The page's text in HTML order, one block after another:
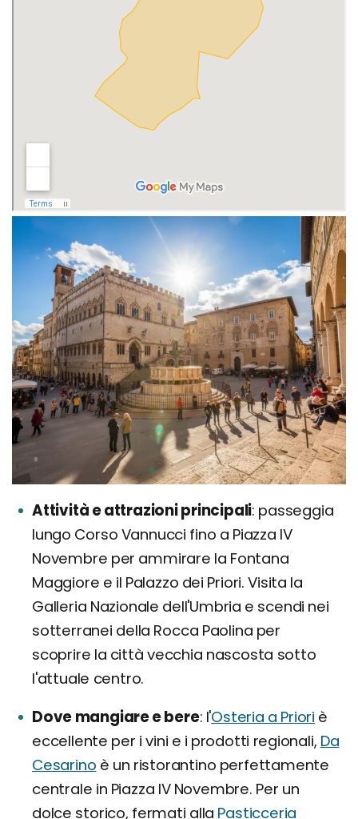
Attività e attrazioni principali passeggia
lungo Corso Vannucci fino a Piazza IV
Novembre per ammirare la Fontana
Maggiore e il Palazzo dei Priori. Visita la
Galleria Nazionale dell'Umbria e scendi nei
sotterranei della Rocca Paolina per
scoprire la città vecchia nascosta sotto
l'attuale centro.
Dove mangiare e bere l'Osteria a Priori è
eccellente per i vini e i prodotti regionali, Da
Cesarino è un ristorantino perfettamente
centrale in Piazza IV Novembre. Per un
dolce storico, fermati alla Pasticceria